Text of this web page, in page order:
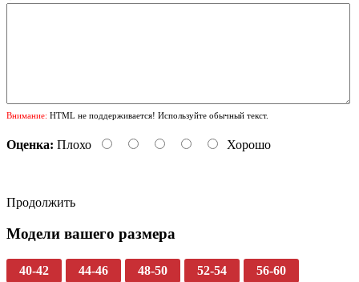
Внимание: HTML не поддерживается! Используйте обычный текст.
Оценка: Плохо Хорошо
Продолжить
Модели вашего размера
40-42 44-46 48-50 52-54 56-60